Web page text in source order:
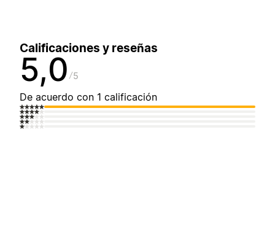
Calificaciones y reseñas
5,0 5
De acuerdo con 1 calificación